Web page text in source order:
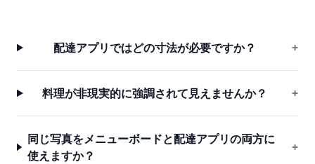
配達アプリではどの寸法が必要ですか？ +
料理が非現実的に強調されて見えませんか？ +
同じ写真をメニューボードと配達アプリの両方に
使えますか？
+